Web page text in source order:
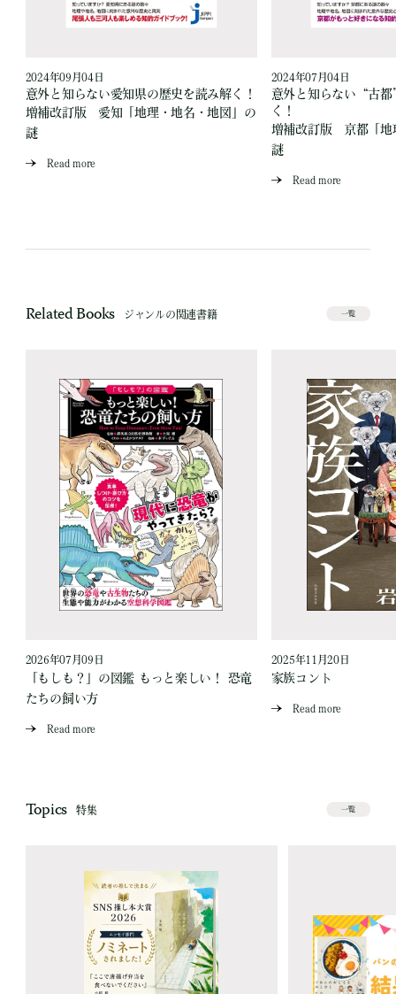
2024年09月04日
意外と知らない愛知県の歴史を読み解く！
増補改訂版 愛知「地理・地名・地図」の
謎
Read more
2024年07月04日
意外と知らない“古
く！
増補改訂版 京都「地
謎
Read more
Related Books ジャンルの関連書籍 一覧
2026年07月09日
「もしも？」の図鑑 もっと楽しい！ 恐竜
たちの飼い方
Read more
2025年11月20日
家族コント
Read more
Topics 特集 一覧